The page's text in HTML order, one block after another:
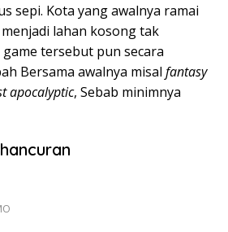
sepi. Kota yang awalnya ramai
lahan kosong tak
tersebut pun secara
Bersama awalnya misal fantasy
apocalyptic, Sebab minimnya